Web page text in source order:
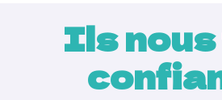
Ils